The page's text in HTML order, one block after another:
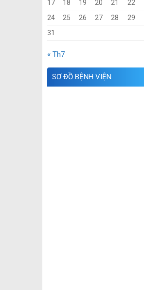
17
18 19 20 21 22
24
25 26 27 28 29
31
« Th7
SƠ ĐỒ BỆNH VIỆN